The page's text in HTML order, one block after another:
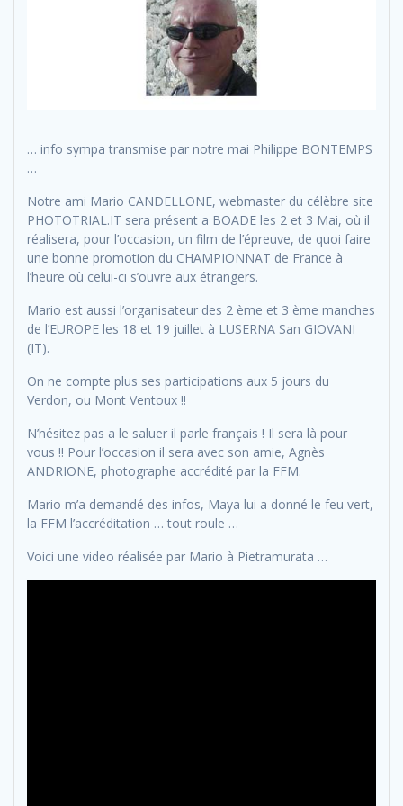
… info sympa transmise par notre mai Philippe BONTEMPS
…
Notre ami Mario CANDELLONE, webmaster du célèbre site
PHOTOTRIAL.IT sera présent a BOADE les 2 et 3 Mai, où il
réalisera, pour l’occasion, un film de l’épreuve, de quoi faire
une bonne promotion du CHAMPIONNAT de France à
l’heure où celui-ci s’ouvre aux étrangers.
Mario est aussi l’organisateur des 2 ème et 3 ème manches
de l’EUROPE les 18 et 19 juillet à LUSERNA San GIOVANI
(IT).
On ne compte plus ses participations aux 5 jours du
Verdon, ou Mont Ventoux !!
N’hésitez pas a le saluer il parle français ! Il sera là pour
vous !! Pour l’occasion il sera avec son amie, Agnès
ANDRIONE, photographe accrédité par la FFM.
Mario m’a demandé des infos, Maya lui a donné le feu vert,
la FFM l’accréditation … tout roule …
Voici une video réalisée par Mario à Pietramurata …